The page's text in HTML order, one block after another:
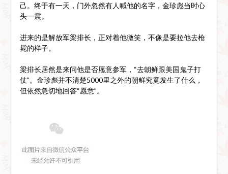
己。终于有一天，门外忽然有人喊他的名字，金珍彪当时心
头一震。
进来的是解放军梁排长，正对着他微笑，不像是要拉他去枪
毙的样子。
梁排长居然是来问他是否愿意参军，“去朝鲜跟美国鬼子打
仗”。金珍彪并不清楚5000里之外的朝鲜究竟发生了什么，
但依然急切地回答“愿意”。